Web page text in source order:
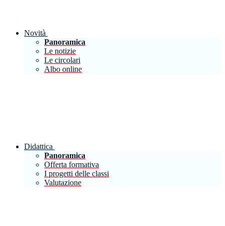
Novità
Panoramica
Le notizie
Le circolari
Albo online
Didattica
Panoramica
Offerta formativa
I progetti delle classi
Valutazione